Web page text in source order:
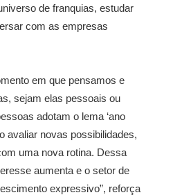
de franquias, estudar
com as empresas
em que pensamos e
sejam elas pessoais ou
adotam o lema ‘ano
avaliar novas possibilidades,
uma nova rotina. Dessa
aumenta e o setor de
expressivo”, reforça